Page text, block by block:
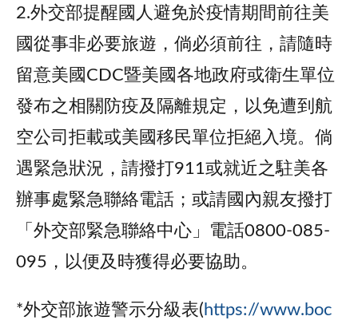
2.外交部提醒國人避免於疫情期間前往美
國從事非必要旅遊，倘必須前往，請隨時
留意美國CDC暨美國各地政府或衛生單位
發布之相關防疫及隔離規定，以免遭到航
空公司拒載或美國移民單位拒絕入境。倘
遇緊急狀況，請撥打911或就近之駐美各
辦事處緊急聯絡電話；或請國內親友撥打
「外交部緊急聯絡中心」電話0800-085-
095，以便及時獲得必要協助。
*外交部旅遊警示分級表( https://www.boc